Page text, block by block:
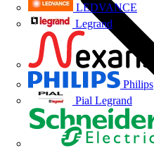
LEDVANCE
Legrand
Philips
Pial Legrand